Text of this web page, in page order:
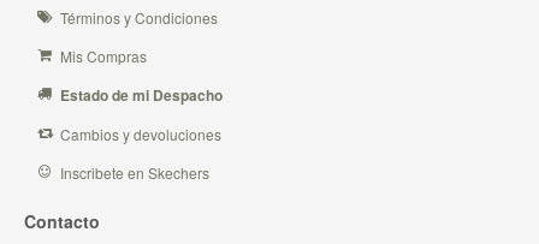
Términos y Condiciones
Mis Compras
Estado de mi Despacho
Cambios y devoluciones
Inscribete en Skechers
Contacto